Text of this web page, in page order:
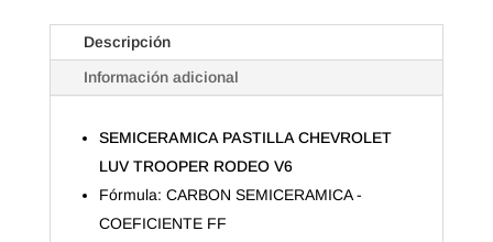
cantidadDescripción
Información adicional
SEMICERAMICA PASTILLA CHEVROLET
LUV TROOPER RODEO V6
Fórmula: CARBON SEMICERAMICA -
COEFICIENTE FF